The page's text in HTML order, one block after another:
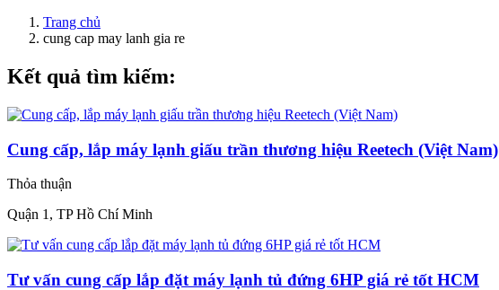
Trang chủ
cung cap may lanh gia re
Kết quả tìm kiếm:
Cung cấp, lắp máy lạnh giấu trần thương hiệu Reetech (Việt Nam)
Thỏa thuận
Quận 1, TP Hồ Chí Minh
Tư vấn cung cấp lắp đặt máy lạnh tủ đứng 6HP giá rẻ tốt HCM